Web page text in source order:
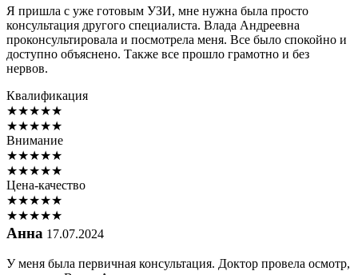
Я пришла с уже готовым УЗИ, мне нужна была просто
консультация другого специалиста. Влада Андреевна
проконсультировала и посмотрела меня. Все было спокойно и
доступно объяснено. Также все прошло грамотно и без
нервов.
Квалификация
★★★★★
★★★★★
Внимание
★★★★★
★★★★★
Цена-качество
★★★★★
★★★★★
Анна 17.07.2024
У меня была первичная консультация. Доктор провела осмотр,